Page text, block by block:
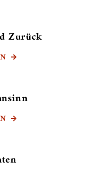
Zurück

